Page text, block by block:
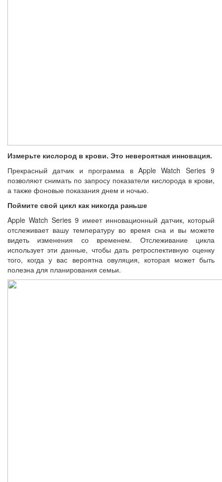
Измерьте кислород в крови. Это невероятная инновация.
Прекрасный датчик и программа в Apple Watch Series 9
позволяют снимать по запросу показатели кислорода в крови,
а также фоновые показания днем и ночью.
Поймите свой цикл как никогда раньше
Apple Watch Series 9 имеет инновационный датчик, который
отслеживает вашу температуру во время сна и вы можете
видеть изменения со временем. Отслеживание цикла
использует эти данные, чтобы дать ретроспективную оценку
того, когда у вас вероятна овуляция, которая может быть
полезна для планирования семьи.